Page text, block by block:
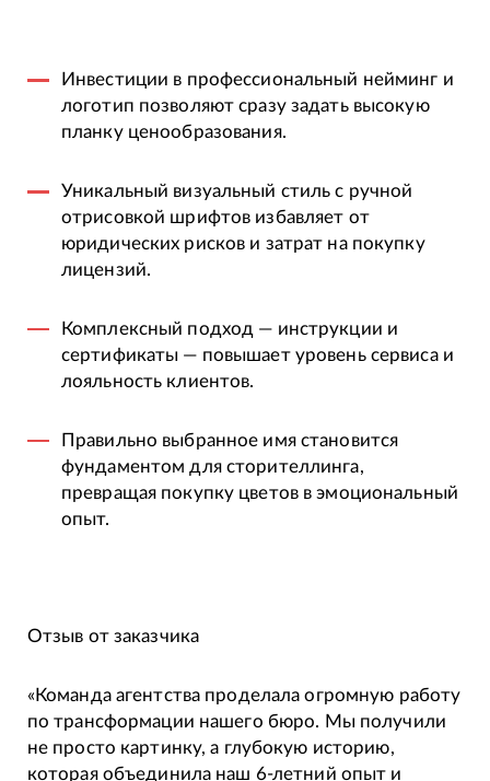
Инвестиции в профессиональный нейминг и
логотип позволяют сразу задать высокую
планку ценообразования.
Уникальный визуальный стиль с ручной
отрисовкой шрифтов избавляет от
юридических рисков и затрат на покупку
лицензий.
Комплексный подход — инструкции и
сертификаты — повышает уровень сервиса и
лояльность клиентов.
Правильно выбранное имя становится
фундаментом для сторителлинга,
превращая покупку цветов в эмоциональный
опыт.
Отзыв от заказчика
«Команда агентства проделала огромную работу
по трансформации нашего бюро. Мы получили
не просто картинку, а глубокую историю,
которая объединила наш 6-летний опыт и